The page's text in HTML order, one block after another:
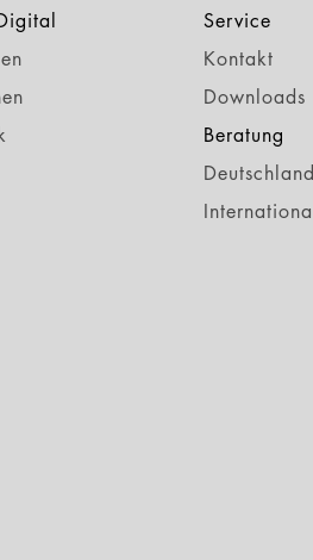
Service
Kontakt
Downloads
Beratung
Deutschland
International